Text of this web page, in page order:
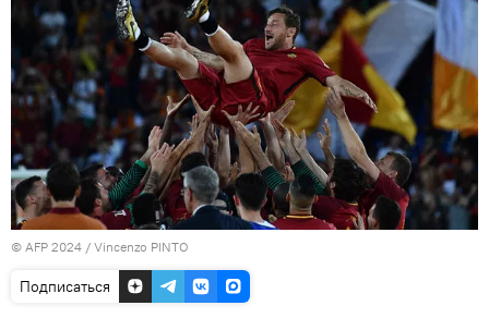
© AFP 2024 / Vincenzo PINTO
Подписаться